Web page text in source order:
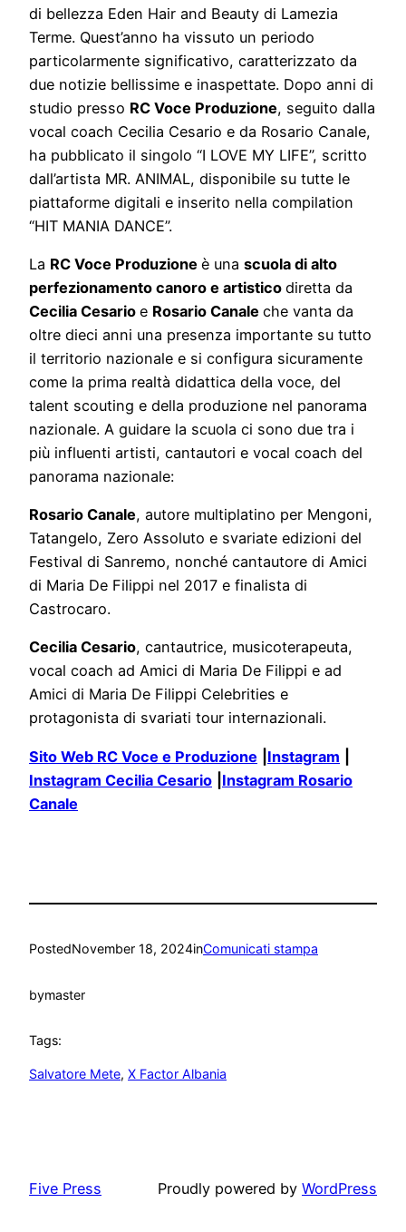
di bellezza Eden Hair and Beauty di Lamezia
Terme. Quest’anno ha vissuto un periodo
particolarmente significativo, caratterizzato da
due notizie bellissime e inaspettate. Dopo anni di
studio presso RC Voce Produzione, seguito dalla
vocal coach Cecilia Cesario e da Rosario Canale,
ha pubblicato il singolo “I LOVE MY LIFE”, scritto
dall’artista MR. ANIMAL, disponibile su tutte le
piattaforme digitali e inserito nella compilation
“HIT MANIA DANCE”.
La RC Voce Produzione è una scuola di alto
perfezionamento canoro e artistico diretta da
Cecilia Cesario e Rosario Canale che vanta da
oltre dieci anni una presenza importante su tutto
il territorio nazionale e si configura sicuramente
come la prima realtà didattica della voce, del
talent scouting e della produzione nel panorama
nazionale. A guidare la scuola ci sono due tra i
più influenti artisti, cantautori e vocal coach del
panorama nazionale:
Rosario Canale, autore multiplatino per Mengoni,
Tatangelo, Zero Assoluto e svariate edizioni del
Festival di Sanremo, nonché cantautore di Amici
di Maria De Filippi nel 2017 e finalista di
Castrocaro.
Cecilia Cesario, cantautrice, musicoterapeuta,
vocal coach ad Amici di Maria De Filippi e ad
Amici di Maria De Filippi Celebrities e
protagonista di svariati tour internazionali.
Sito Web RC Voce e Produzione Instagram
Instagram Cecilia Cesario Instagram Rosario
Canale
PostedNovember 18, 2024inComunicati stampa
bymaster
Tags:
Salvatore Mete, X Factor Albania
Five Press Proudly powered by WordPress